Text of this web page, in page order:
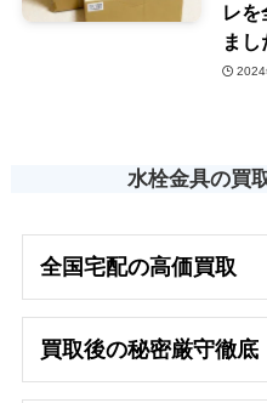
レを
まし
2024
水栓金具の買
全国宅配の高価買取
買取後の秘密厳守徹底